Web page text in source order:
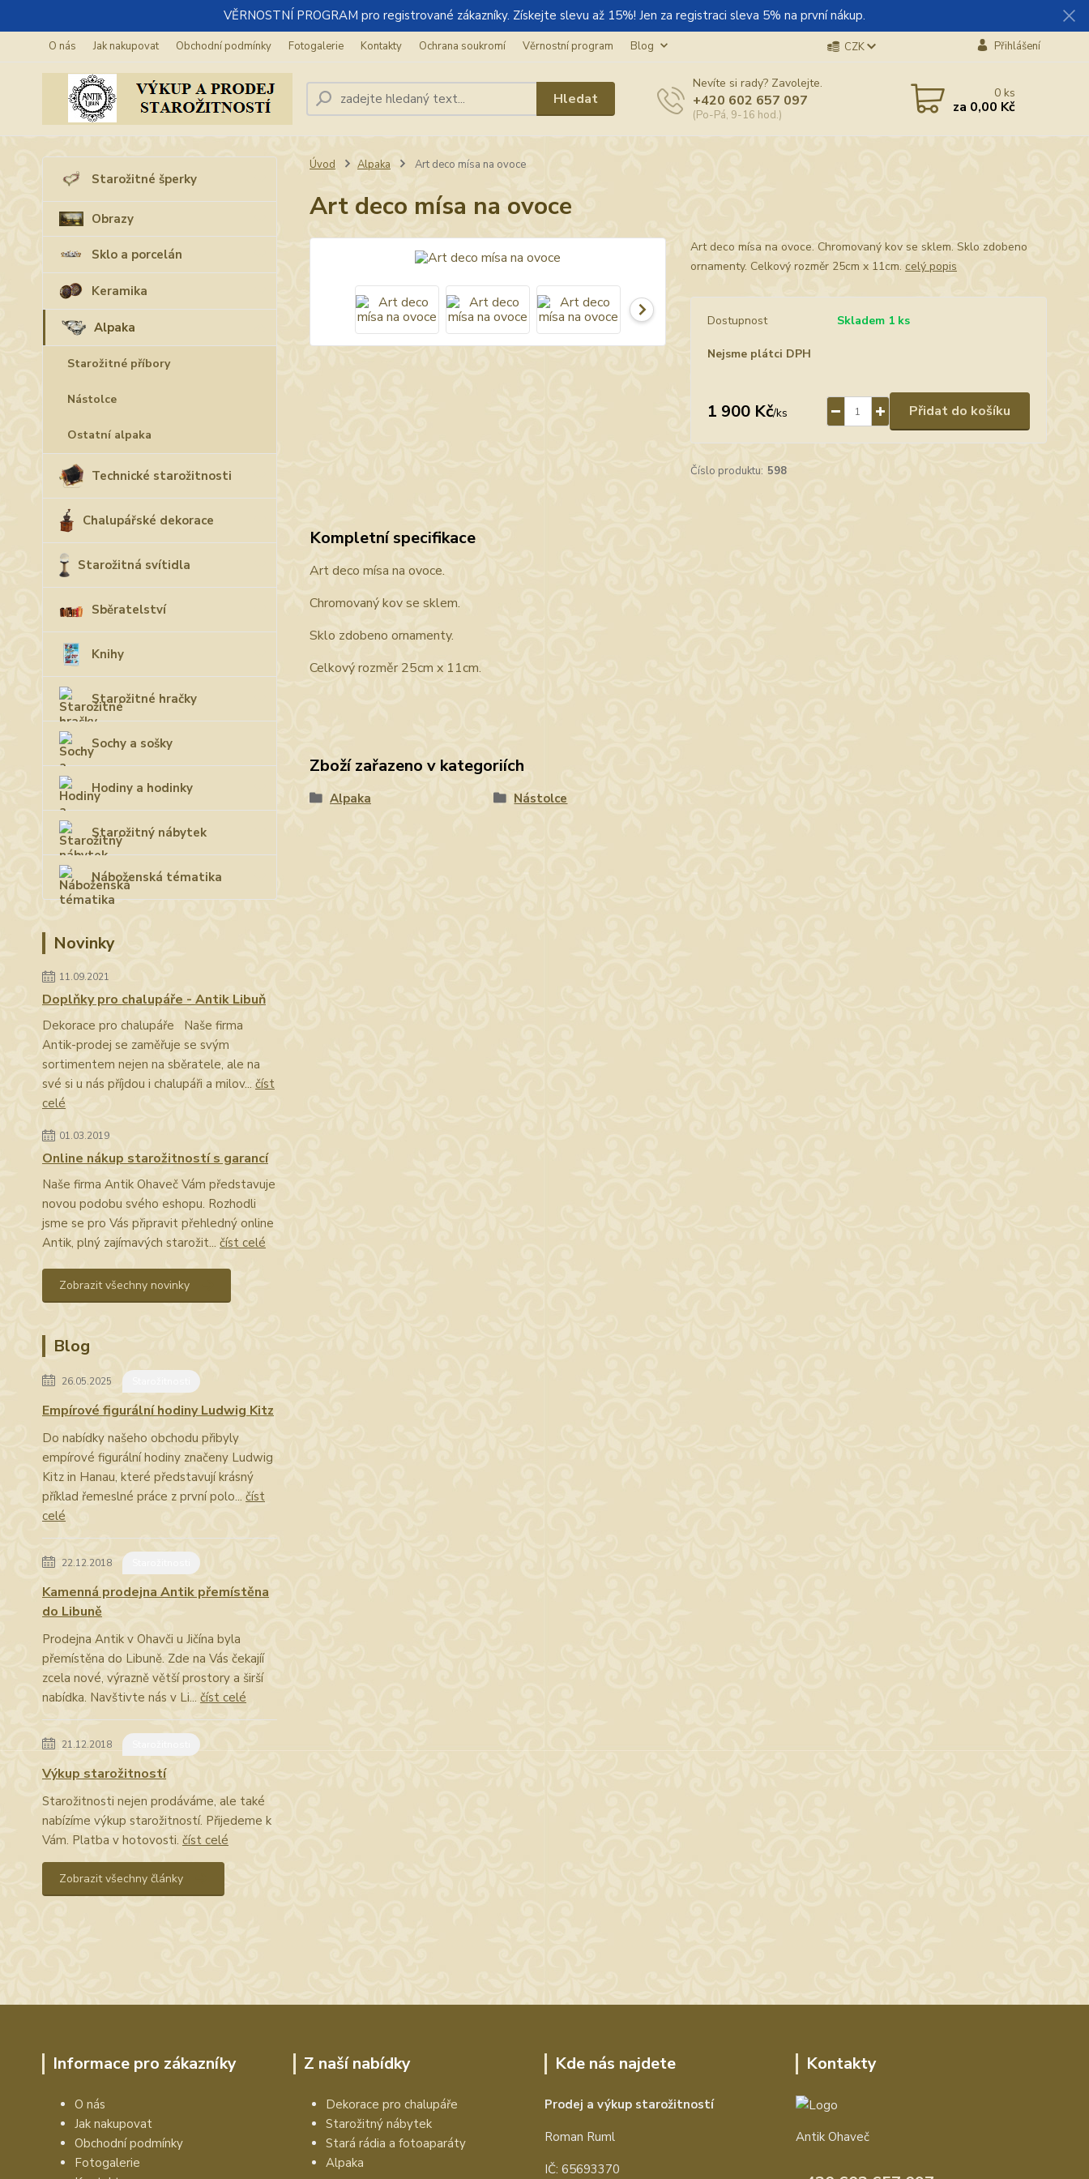
VĚRNOSTNÍ PROGRAM pro registrované zákazníky. Získejte slevu až 15%! Jen za registraci sleva 5% na první nákup.
O nás Jak nakupovat Obchodní podmínky Fotogalerie Kontakty Ochrana soukromí Věrnostní program Blog CZK Přihlášení
Hledat
Nevíte si rady? Zavolejte.
+420 602 657 097
(Po-Pá, 9-16 hod.)
0ks
za 0,00 Kč
Starožitné šperky
Obrazy
Sklo a porcelán
Keramika
Alpaka
Starožitné příbory
Nástolce
Ostatní alpaka
Technické starožitnosti
Chalupářské dekorace
Starožitná svítidla
Sběratelství
Knihy
Starožitné hračky
Sochy a sošky
Hodiny a hodinky
Starožitný nábytek
Náboženská tématika
Novinky
11.09.2021
Doplňky pro chalupáře - Antik Libuň
Dekorace pro chalupáře Naše firma
Antik-prodej se zaměřuje se svým
sortimentem nejen na sběratele, ale na
své si u nás příjdou i chalupáři a milov... číst
celé
01.03.2019
Online nákup starožitností s garancí
Naše firma Antik Ohaveč Vám představuje
novou podobu svého eshopu. Rozhodli
jsme se pro Vás připravit přehledný online
Antik, plný zajímavých starožit... číst celé
Zobrazit všechny novinky
Blog
26.05.2025
Empírové figurální hodiny Ludwig Kitz
Do nabídky našeho obchodu přibyly
empírové figurální hodiny značeny Ludwig
Kitz in Hanau, které představují krásný
příklad řemeslné práce z první polo... číst
celé
22.12.2018
Kamenná prodejna Antik přemístěna
do Libuně
Prodejna Antik v Ohavči u Jičína byla
přemístěna do Libuně. Zde na Vás čekajíí
zcela nové, výrazně větší prostory a širší
nabídka. Navštivte nás v Li... číst celé
21.12.2018
Výkup starožitností
Starožitnosti nejen prodáváme, ale také
nabízíme výkup starožitností. Přijedeme k
Vám. Platba v hotovosti. číst celé
Zobrazit všechny články
Úvod Alpaka Art deco mísa na ovoce
Art deco mísa na ovoce
Art deco mísa na ovoce. Chromovaný kov se sklem. Sklo zdobeno
ornamenty. Celkový rozměr 25cm x 11cm. celý popis
Dostupnost Skladem 1 ks
Nejsme plátci DPH
1 900 Kč/ks Přidat do košíku
Číslo produktu: 598
Kompletní specifikace
Art deco mísa na ovoce.
Chromovaný kov se sklem.
Sklo zdobeno ornamenty.
Celkový rozměr 25cm x 11cm.
Zboží zařazeno v kategoriích
Alpaka Nástolce
Informace pro zákazníky
O nás
Jak nakupovat
Obchodní podmínky
Fotogalerie
Z naší nabídky
Dekorace pro chalupáře
Starožitný nábytek
Stará rádia a fotoaparáty
Alpaka
Kde nás najdete
Prodej a výkup starožitností
Roman Ruml
IČ: 65693370
Kontakty
Antik Ohaveč